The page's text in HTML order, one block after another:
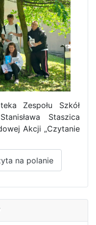
Zespołu Szkół
Staszica
Akcji „Czytanie
na polanie